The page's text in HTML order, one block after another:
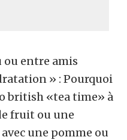
ou entre amis
» : Pourquoi
british «tea time» à
fruit ou une
une pomme ou